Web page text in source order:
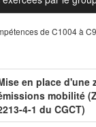
de C1004 à
en place d'une
mobilité
4-1 du CGCT)